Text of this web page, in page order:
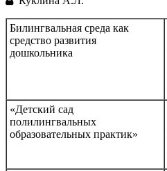
Билингвальная среда как
средство развития
дошкольника
«Детский сад
полилингвальных
образовательных практик»